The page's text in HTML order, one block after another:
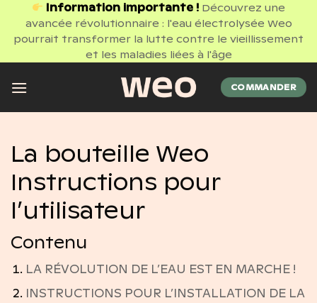
Passer
contenu
Information importante ! Découvrez une
avancée révolutionnaire : l'eau électrolysée Weo
pourrait transformer la lutte contre le vieillissement
et les maladies liées à l'âge
COMMANDER
La bouteille Weo
Instructions pour
l’utilisateur
Contenu
LA RÉVOLUTION DE L’EAU EST EN MARCHE !
INSTRUCTIONS POUR L’INSTALLATION DE LA